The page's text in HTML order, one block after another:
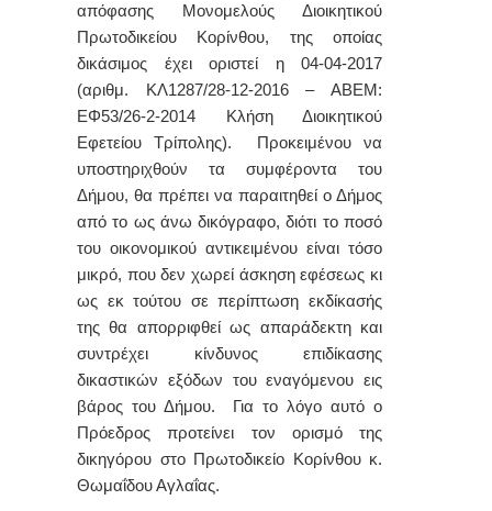
απόφασης Μονομελούς Διοικητικού
Πρωτοδικείου Κορίνθου, της οποίας
δικάσιμος έχει οριστεί η 04-04-2017
(αριθμ. ΚΛ1287/28-12-2016 – ΑΒΕΜ:
ΕΦ53/26-2-2014 Κλήση Διοικητικού
Εφετείου Τρίπολης). Προκειμένου να
υποστηριχθούν τα συμφέροντα του
Δήμου, θα πρέπει να παραιτηθεί ο Δήμος
από το ως άνω δικόγραφο, διότι το ποσό
του οικονομικού αντικειμένου είναι τόσο
μικρό, που δεν χωρεί άσκηση εφέσεως κι
ως εκ τούτου σε περίπτωση εκδίκασής
της θα απορριφθεί ως απαράδεκτη και
συντρέχει κίνδυνος επιδίκασης
δικαστικών εξόδων του εναγόμενου εις
βάρος του Δήμου. Για το λόγο αυτό ο
Πρόεδρος προτείνει τον ορισμό της
δικηγόρου στο Πρωτοδικείο Κορίνθου κ.
Θωμαΐδου Αγλαΐας.